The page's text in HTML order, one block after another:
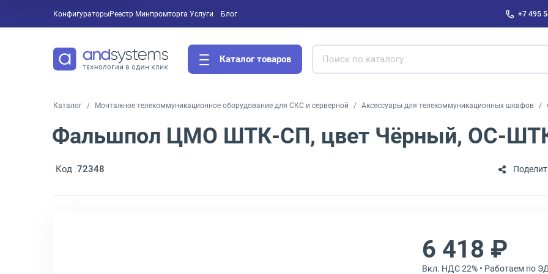
Конфигураторы Услуги
Реестр Минпромторга Блог +7 495
Каталог товаров
Каталог Монтажное телекоммуникационное оборудование для СКС и серверной Аксессуары для телекоммуникационных шкафов
Фальшпол ЦМО ШТК-СП, цвет Чёрный, ОС-
Код 72348
6 418 ₽
Вкл. НДС 22% • Работаем по